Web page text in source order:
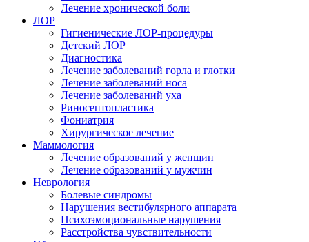
Лечение хронической боли
ЛОР
Гигиенические ЛОР-процедуры
Детский ЛОР
Диагностика
Лечение заболеваний горла и глотки
Лечение заболеваний носа
Лечение заболеваний уха
Риносептопластика
Фониатрия
Хирургическое лечение
Маммология
Лечение образований у женщин
Лечение образований у мужчин
Неврология
Болевые синдромы
Нарушения вестибулярного аппарата
Психоэмоциональные нарушения
Расстройства чувствительности